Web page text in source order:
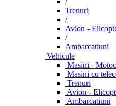
Trenuri
/
Avion -
/
Ambarcatiuni
Vehicule
Masini -
Masini cu
Trenuri
Avion -
Ambarcatiuni